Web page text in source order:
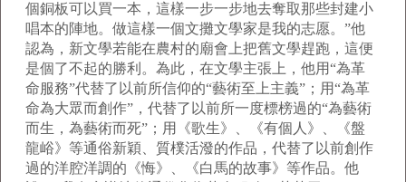
個銅板可以買一本，這樣一步一步地去奪取那些封建小
唱本的陣地。做這樣一個文攤文學家是我的志愿。”他
認為，新文學若能在農村的廟會上把舊文學趕跑，這便
是個了不起的勝利。為此，在文學主張上，他用“為革
命服務”代替了以前所信仰的“藝術至上主義”；用“為革
命為大眾而創作”，代替了以前所一度標榜過的“為藝術
而生，為藝術而死”；用《歌生》、《有個人》、《盤
龍峪》等通俗新穎、質樸活潑的作品，代替了以前創作
過的洋腔洋調的《悔》、《白馬的故事》等作品。他